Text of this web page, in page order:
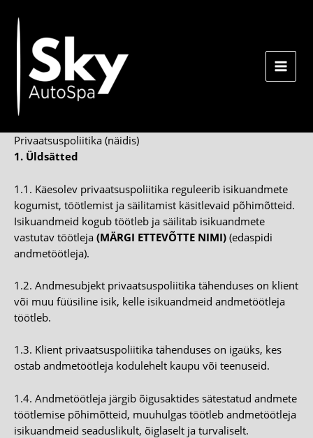
content
Privaatsuspoliitika (näidis)
1. Üldsätted
1.1. Käesolev privaatsuspoliitika reguleerib isikuandmete
kogumist, töötlemist ja säilitamist käsitlevaid põhimõtteid.
Isikuandmeid kogub töötleb ja säilitab isikuandmete
vastutav töötleja (MÄRGI ETTEVÕTTE NIMI) (edaspidi
andmetöötleja).
1.2. Andmesubjekt privaatsuspoliitika tähenduses on klient
või muu füüsiline isik, kelle isikuandmeid andmetöötleja
töötleb.
1.3. Klient privaatsuspoliitika tähenduses on igaüks, kes
ostab andmetöötleja kodulehelt kaupu või teenuseid.
1.4. Andmetöötleja järgib õigusaktides sätestatud andmete
töötlemise põhimõtteid, muuhulgas töötleb andmetöötleja
isikuandmeid seaduslikult, õiglaselt ja turvaliselt.